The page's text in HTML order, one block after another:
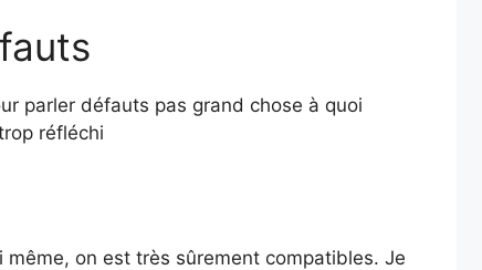
parler défauts pas grand chose à quoi
réfléchi
on est très sûrement compatibles. Je